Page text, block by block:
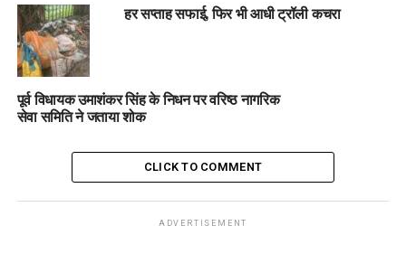
हर सप्ताह सफाई, फिर भी आधी ट्रॉली कचरा
पूर्व विधायक उमाशंकर सिंह के निधन पर वरिष्ठ नागरिक
सेवा समिति ने जताया शोक
CLICK TO COMMENT
ADVERTISEMENT